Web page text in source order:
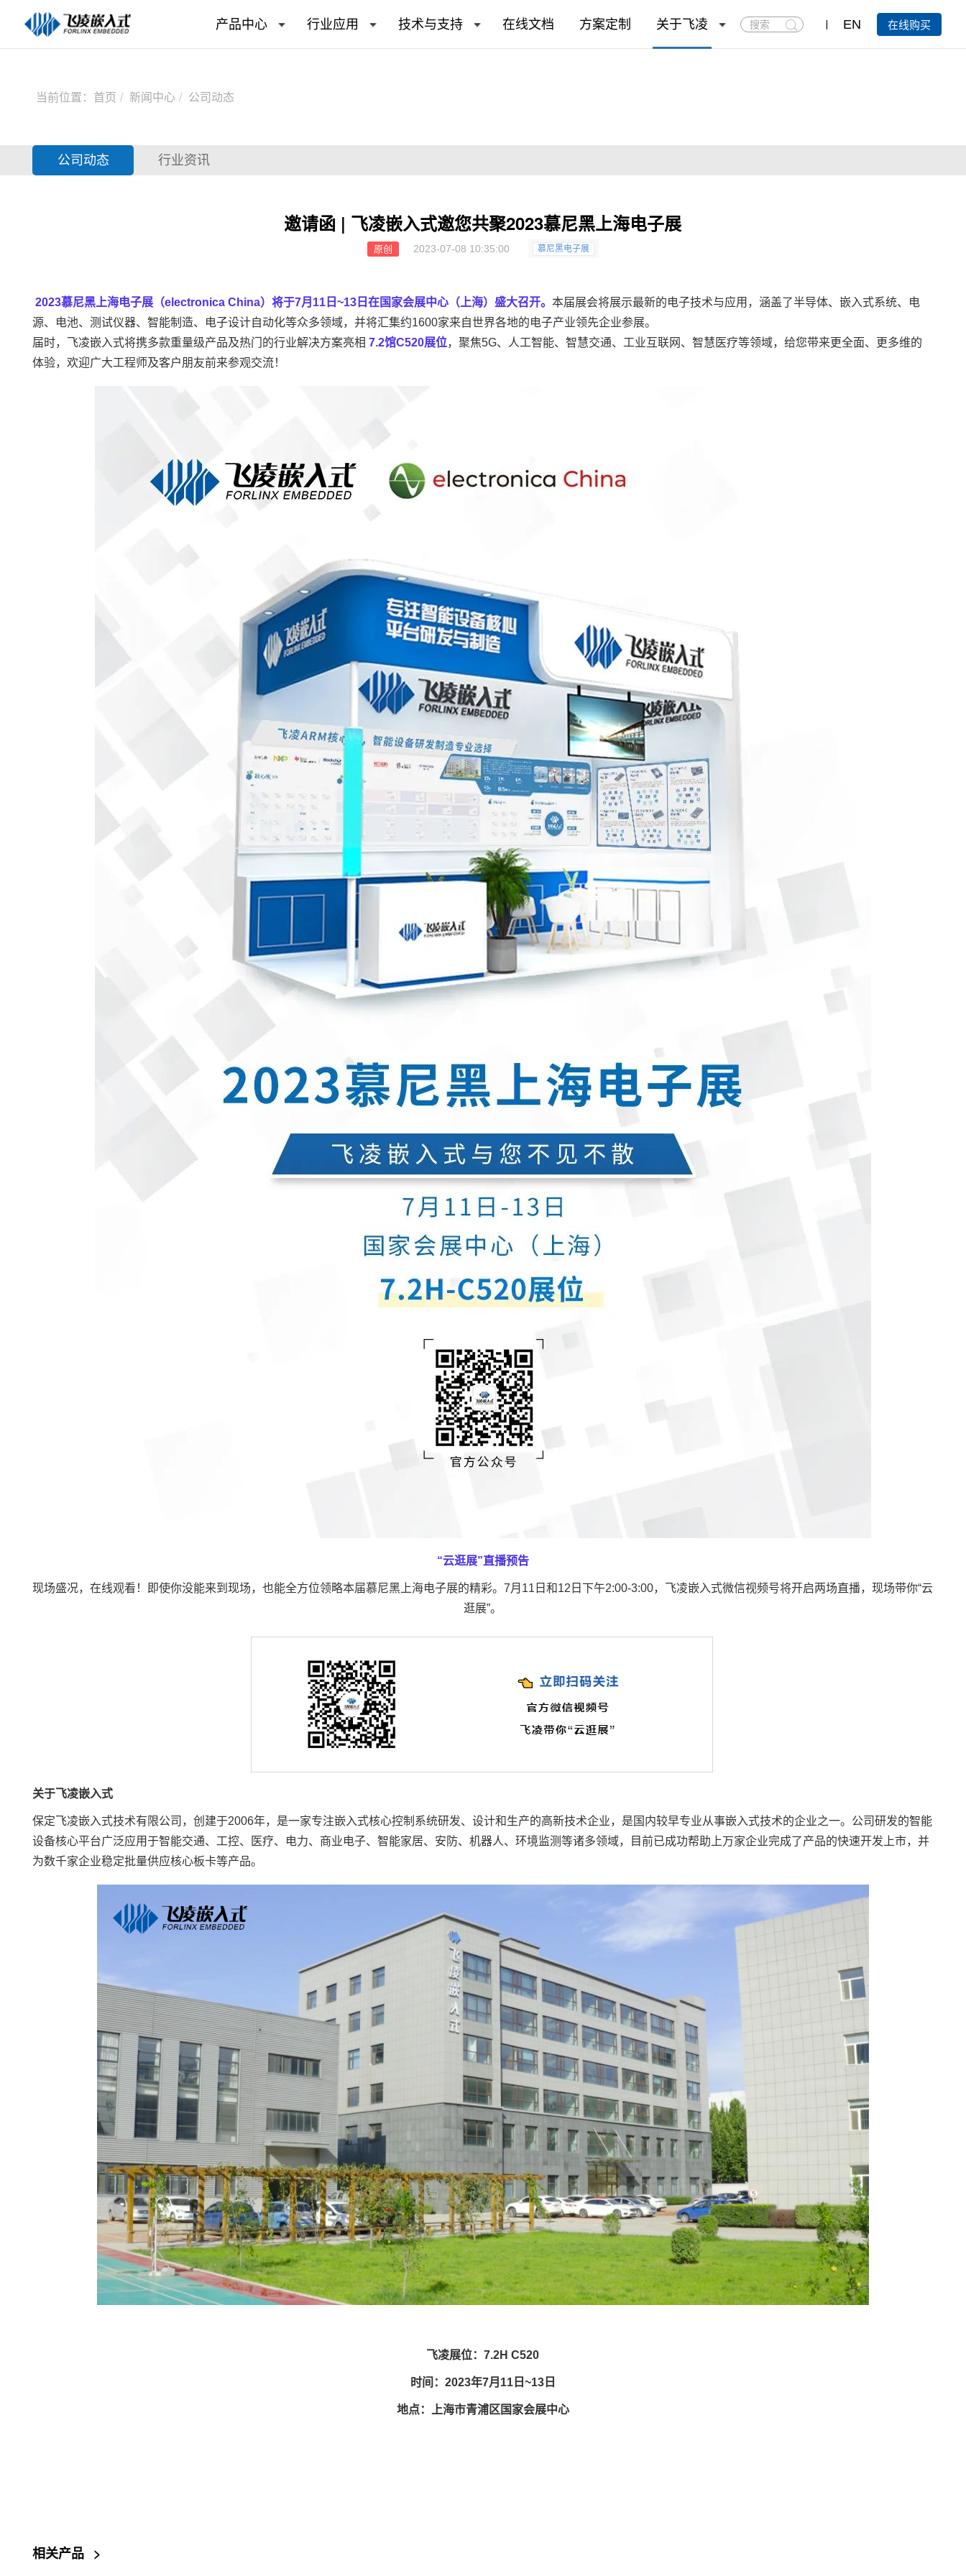
产品中心 行业应用 技术与支持 在线文档 方案定制 关于飞凌
搜
索
EN 在线购买
当前位置： 首页 新闻中心 公司动态
公司动态 行业资讯
邀请函 | 飞凌嵌入式邀您共聚2023慕尼黑上海电子展
原创 2023-07-08 10:35:00 慕尼黑电子展
2023慕尼黑上海电子展（electronica China）将于7月11日~13日在国家会展中心（上海）盛大召开。本届展会将展示最新的电子技术与应用，涵盖了半导体、嵌入式系统、电
源、电池、测试仪器、智能制造、电子设计自动化等众多领域，并将汇集约1600家来自世界各地的电子产业领先企业参展。
届时， 飞凌嵌入式将携多款重量级产品及热门的行业解决方案亮相7.2馆C520展位，聚焦5G、人工智能、智慧交通、工业互联网、智慧 医疗等领域，给您带来更全面、更多维的
体验，欢迎广大工程师及客户朋友前来参观交流！
“云逛展”直播预告
现场盛况，在线观看！即使你没能来到现场，也能全方位领略本届慕尼黑上海电子展的精彩。7月11日和12日下午2:00-3:00， 飞凌嵌入式微信视频号将开启两场直播，现场带你“云
逛展”。
关于飞凌嵌入式
保定飞凌嵌入式技术有限公司，创建于2006年，是一家专注嵌入式核心控制系统研发、设计和生产的高新技术企业，是国内较早专业从事嵌入式技术的企业之一。公司研发的智能
设备核心平台广泛应用于智能交通、 工控、医疗、 电力、 商业电子、智能家居、 安防、机器人、环境监测等诸多领域，目前已成功帮助上万家企业完成了产品的快速开发上市，并
为数千家企业稳定批量供应核心板卡等产品。
飞凌展位：7.2H C520
时间：2023年7月11日~13日
地点：上海市青浦区国家会展中心
相关产品 >